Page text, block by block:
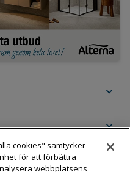
expand_more
expand_more
cookies" samtycker
för att förbättra
webbplatsens